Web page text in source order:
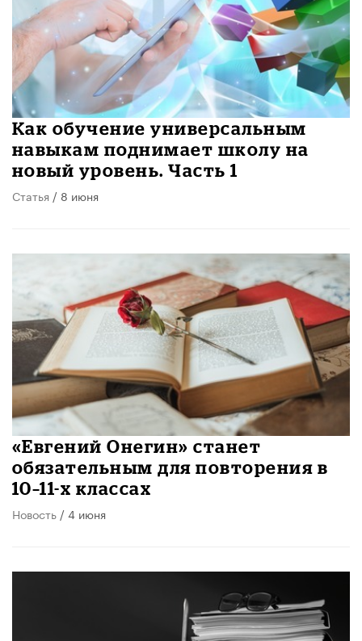
​Как обучение универсальным
навыкам поднимает школу на
новый уровень. Часть 1
Статья / 8 июня
«Евгений Онегин» станет
обязательным для повторения в
10–11-х классах
Новость / 4 июня